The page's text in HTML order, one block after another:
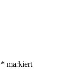
* markiert